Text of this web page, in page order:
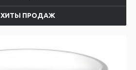
ХИТЫ ПРОДАЖ